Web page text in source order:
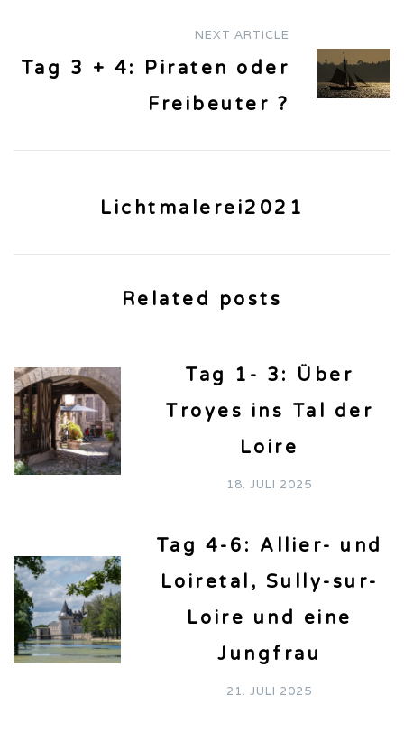
NEXT ARTICLE
Tag 3 + 4: Piraten oder
Freibeuter ?
Lichtmalerei2021
Related posts
Tag 1- 3: Über
Troyes ins Tal der
Loire
18. JULI 2025
Tag 4-6: Allier- und
Loiretal, Sully-sur-
Loire und eine
Jungfrau
21. JULI 2025